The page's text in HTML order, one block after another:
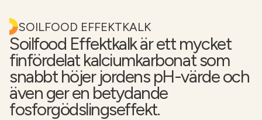
SOILFOOD EFFEKTKALK
Soilfood Effektkalk är ett mycket
finfördelat kalciumkarbonat som
snabbt höjer jordens pH-värde och
även ger en betydande
fosforgödslingseffekt.